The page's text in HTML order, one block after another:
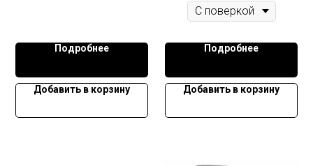
Подробнее
Добавить в корзину
Подробнее
Добавить в корзину